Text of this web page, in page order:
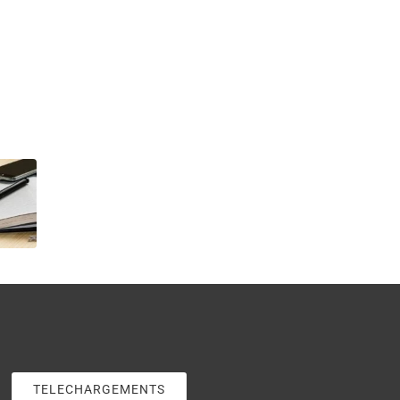
TELECHARGEMENTS